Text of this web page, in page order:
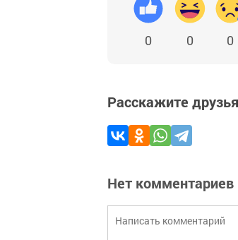
0 0 0
Расскажите
Нет комментариев